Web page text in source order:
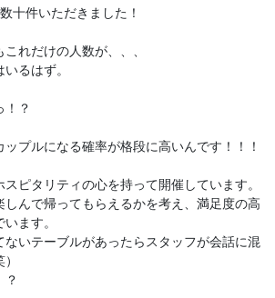
十件いただきました！
れだけの人数が、、、
るはず。
！？
プルになる確率が格段に高いんです！！！
ピタリティの心を持って開催しています。
んで帰ってもらえるかを考え、満足度の高
ます。
いテーブルがあったらスタッフが会話に混
？